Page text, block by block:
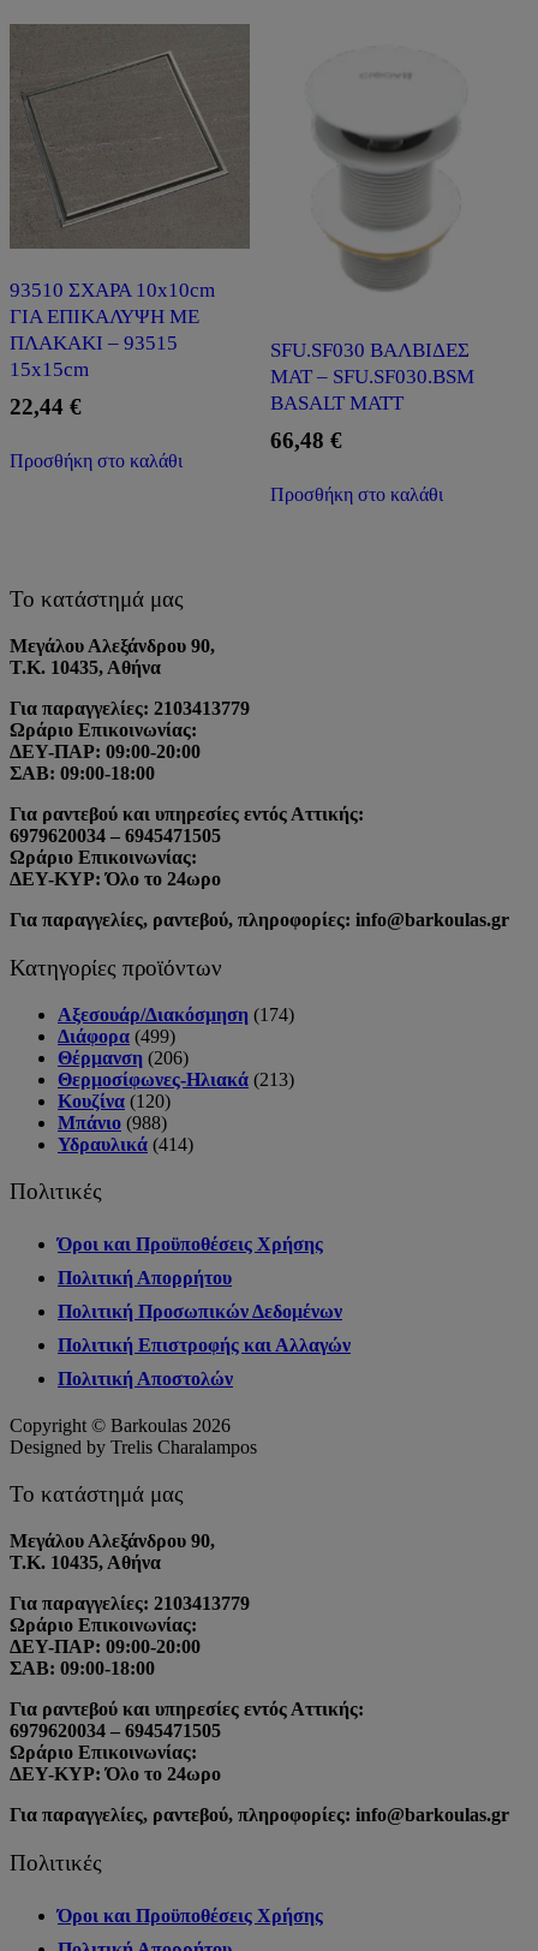
93510 ΣΧΑΡΑ 10x10cm
ΓΙΑ ΕΠΙΚΑΛΥΨΗ ΜΕ
ΠΛΑΚΑΚΙ – 93515
15x15cm
22,44 €
Προσθήκη στο καλάθι
SFU.SF030 ΒΑΛΒΙΔΕΣ
ΜΑΤ – SFU.SF030.BSM
BASALT MATT
66,48 €
Προσθήκη στο καλάθι
Το κατάστημά μας
Μεγάλου Αλεξάνδρου 90,
Τ.Κ. 10435, Αθήνα
Για παραγγελίες: 2103413779
Ωράριο Επικοινωνίας:
ΔΕΥ-ΠΑΡ: 09:00-20:00
ΣΑΒ: 09:00-18:00
Για ραντεβού και υπηρεσίες εντός Αττικής:
6979620034 – 6945471505
Ωράριο Επικοινωνίας:
ΔΕΥ-ΚΥΡ: Όλο το 24ωρο
Για παραγγελίες, ραντεβού, πληροφορίες: info@barkoulas.gr
Κατηγορίες προϊόντων
Αξεσουάρ/Διακόσμηση (174)
Διάφορα (499)
Θέρμανση (206)
Θερμοσίφωνες-Ηλιακά (213)
Κουζίνα (120)
Μπάνιο (988)
Υδραυλικά (414)
Πολιτικές
Όροι και Προϋποθέσεις Χρήσης
Πολιτική Απορρήτου
Πολιτική Προσωπικών Δεδομένων
Πολιτική Επιστροφής και Αλλαγών
Πολιτική Αποστολών
Copyright © Barkoulas 2026
Designed by Trelis Charalampos
Το κατάστημά μας
Μεγάλου Αλεξάνδρου 90,
Τ.Κ. 10435, Αθήνα
Για παραγγελίες: 2103413779
Ωράριο Επικοινωνίας:
ΔΕΥ-ΠΑΡ: 09:00-20:00
ΣΑΒ: 09:00-18:00
Για ραντεβού και υπηρεσίες εντός Αττικής:
6979620034 – 6945471505
Ωράριο Επικοινωνίας:
ΔΕΥ-ΚΥΡ: Όλο το 24ωρο
Για παραγγελίες, ραντεβού, πληροφορίες: info@barkoulas.gr
Πολιτικές
Όροι και Προϋποθέσεις Χρήσης